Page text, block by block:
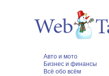
Авто и мото
Бизнес и финансы
Всё обо всём